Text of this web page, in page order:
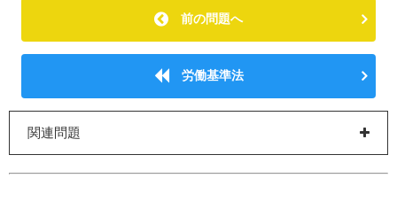
前の問題へ
労働基準法
関連問題